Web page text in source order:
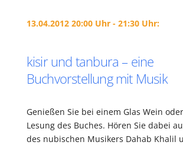
13.04.2012 20:00 Uhr - 21:30 Uhr:
kisir und tanbura – eine
Buchvorstellung mit Musik
Genießen Sie bei einem Glas Wein
Lesung des Buches. Hören Sie dabei
des nubischen Musikers Dahab Khalil